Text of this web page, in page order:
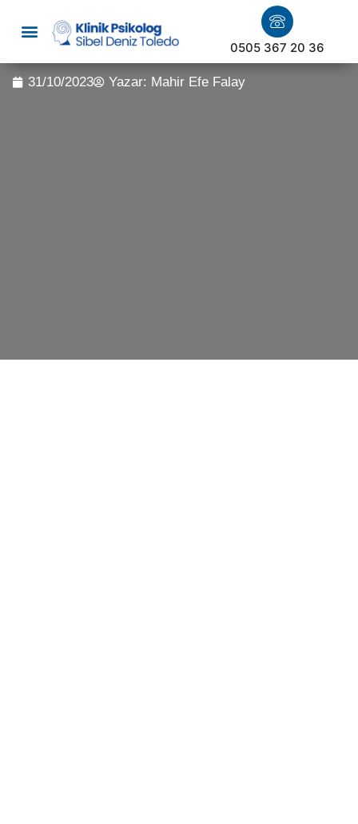
0505 367 20 36
31/10/2023 Yazar: Mahir Efe Falay